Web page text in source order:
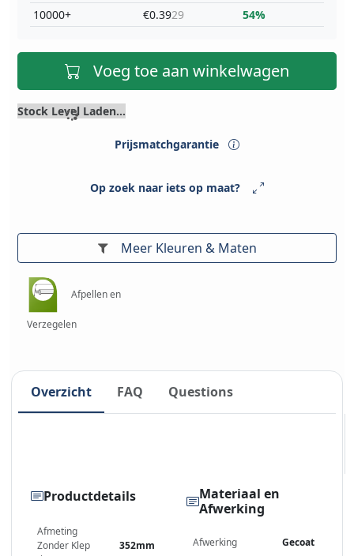
10000+
€0.3929
54%
Voeg toe aan winkelwagen
Stock Level Laden...
Prijsmatchgarantie
Op zoek naar iets op maat?
Meer Kleuren & Maten
Afpellen en
Verzegelen
Overzicht FAQ Questions
Productdetails
Afmeting
Zonder Klep
352mm
Materiaal en
Afwerking
Afwerking Gecoat